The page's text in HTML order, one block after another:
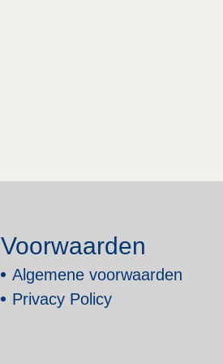
Voorwaarden
Algemene voorwaarden
Privacy Policy